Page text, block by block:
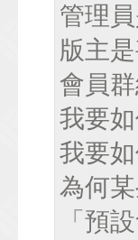
管理
版主
會員
我要
我要
為何
「預